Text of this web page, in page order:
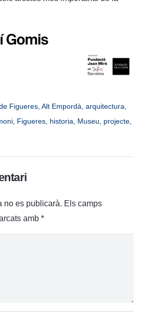
Figueres, Alt Empordà arquitectura
Figueres historia Museu projecte
no es publicarà. Els camps
amb *